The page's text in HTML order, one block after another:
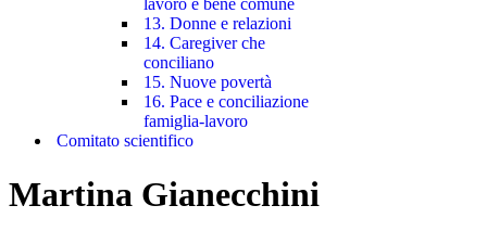
lavoro e bene comune
13. Donne e relazioni
14. Caregiver che
conciliano
15. Nuove povertà
16. Pace e conciliazione
famiglia-lavoro
Comitato scientifico
Martina Gianecchini